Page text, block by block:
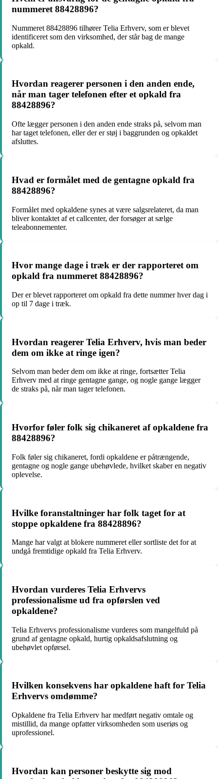
nummeret 88428896?
Nummeret 88428896 tilhører Telia Erhverv, som er blevet
identificeret som den virksomhed, der står bag de mange
opkald.
Hvordan reagerer personen i den anden ende,
når man tager telefonen efter et opkald fra
88428896?
Ofte lægger personen i den anden ende straks på, selvom man
har taget telefonen, eller der er støj i baggrunden og opkaldet
afsluttes.
Hvad er formålet med de gentagne opkald fra
88428896?
Formålet med opkaldene synes at være salgsrelateret, da man
bliver kontaktet af et callcenter, der forsøger at sælge
teleabonnementer.
Hvor mange dage i træk er der rapporteret om
opkald fra nummeret 88428896?
Der er blevet rapporteret om opkald fra dette nummer hver dag i
op til 7 dage i træk.
Hvordan reagerer Telia Erhverv, hvis man beder
dem om ikke at ringe igen?
Selvom man beder dem om ikke at ringe, fortsætter Telia
Erhverv med at ringe gentagne gange, og nogle gange lægger
de straks på, når man tager telefonen.
Hvorfor føler folk sig chikaneret af opkaldene fra
88428896?
Folk føler sig chikaneret, fordi opkaldene er påtrængende,
gentagne og nogle gange ubehøvlede, hvilket skaber en negativ
oplevelse.
Hvilke foranstaltninger har folk taget for at
stoppe opkaldene fra 88428896?
Mange har valgt at blokere nummeret eller sortliste det for at
undgå fremtidige opkald fra Telia Erhverv.
Hvordan vurderes Telia Erhvervs
professionalisme ud fra opførslen ved
opkaldene?
Telia Erhvervs professionalisme vurderes som mangelfuld på
grund af gentagne opkald, hurtig opkaldsafslutning og
ubehøvlet opførsel.
Hvilken konsekvens har opkaldene haft for Telia
Erhvervs omdømme?
Opkaldene fra Telia Erhverv har medført negativ omtale og
mistillid, da mange opfatter virksomheden som useriøs og
uprofessionel.
Hvordan kan personer beskytte sig mod